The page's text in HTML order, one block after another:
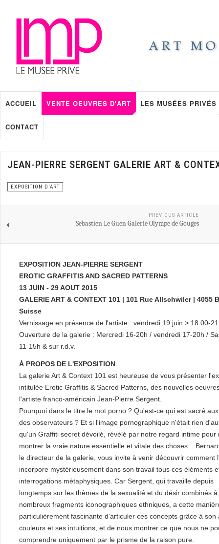
ACCUEIL VENTE OEUVRES D'ART LES MUSÉES PRIVÉS
CONTACT
JEAN-PIERRE SERGENT GALERIE ART &
EXPOSITION D'ART
PREVIOUS ARTICLE
Sebastien Le Guen Galerie Olympe de Gouges
EXPOSITION JEAN-PIERRE SERGENT
EROTIC GRAFFITIS AND SACRED PATTERNS
13 JUIN - 29 AOUT 2015
GALERIE ART & CONTEXT 101 | 101 Rue Allschwiler | 4055
Suisse
Vernissage en présence de l'artiste : vendredi 19 juin > 18:00-
Ouverture de la galerie : Mercredi 16-20h / vendredi 17-20h /
11-15h & sur r.d.v.
À PROPOS DE L'EXPOSITION
La galerie Art & Context 101 est heureuse de vous présenter
intitulée Erotic Graffitis & Sacred Patterns, des nouvelles
l'artiste franco-américain Jean-Pierre Sergent.
Pourquoi dans le titre le mot porno ? Qu'est-ce qui est sacré
des observateurs ? Et si l'image pornographique n'était rien
qu'un Graffiti secret dévoilé, révélé par notre regard intime pour
montrer la vraie nature essentielle et vitale des choses...
le directeur de la galerie, vous invite à venir découvrir comment
incorpore mystérieusement dans son travail tous ces éléments
interrogations métaphysiques. Car Sergent, qui travaille depuis
longtemps sur les thèmes de la sexualité et du désir combinés à
nombreux fragments iconographiques ethniques, a cette
particulièrement fascinante d'articuler ces concepts grâce à son
couleurs et ses intuitions, et de nous montrer ce que nous ne
comprendre uniquement par le prisme de la raison pure.